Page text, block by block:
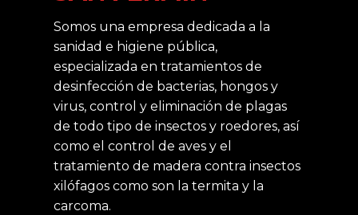
Somos una empresa dedicada a la
sanidad e higiene pública,
especializada en tratamientos de
desinfección de bacterias, hongos y
virus, control y eliminación de plagas
de todo tipo de insectos y roedores, así
como el control de aves y el
tratamiento de madera contra insectos
xilófagos como son la termita y la
carcoma.